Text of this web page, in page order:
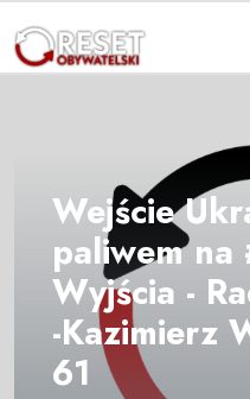
Wejście
paliwem na
Wyjścia -
-Kazimierz
61